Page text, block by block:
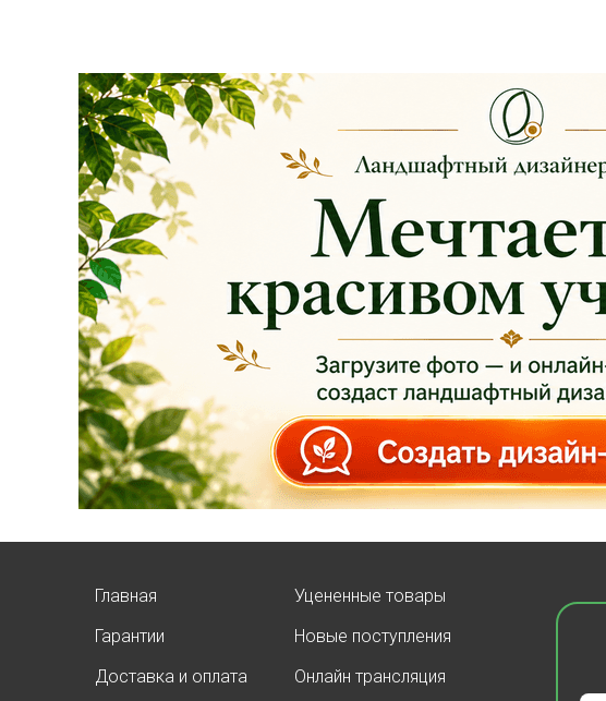
площадках!
Сроки проведения
акции: с 29.10 2025 -
04.11.2025
!!! Цены
на сайте и на
площадке указаны
БЕЗ учёта скидки!!!
Успейте приобрести
качественные
растения и украсить
свой сад! Всех ждём
в нашем питомнике!
ЧИТАТЬ ДАЛЕЕ
Главная
Гарантии
Доставка и оплата
Уцененные товары
Новые поступления
Онлайн трансляция